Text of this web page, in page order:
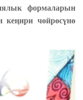
формаларын
чөйрөсүнө